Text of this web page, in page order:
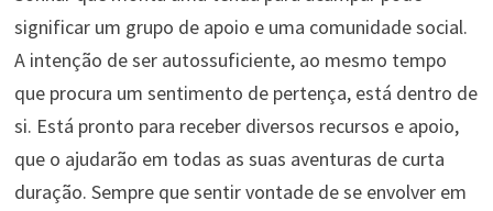
significar um grupo de apoio e uma comunidade social.
A intenção de ser autossuficiente, ao mesmo tempo
que procura um sentimento de pertença, está dentro de
si. Está pronto para receber diversos recursos e apoio,
que o ajudarão em todas as suas aventuras de curta
duração. Sempre que sentir vontade de se envolver em